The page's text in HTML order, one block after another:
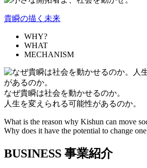
貴瞬の描く未来
WHY?
WHAT
MECHANISM
なぜ貴瞬は社会を動かせるのか。
人生を変えられる可能性があるのか。
What is the reason why Kishun can move
Why does it have the potential to change
BUSINESS 事業紹介